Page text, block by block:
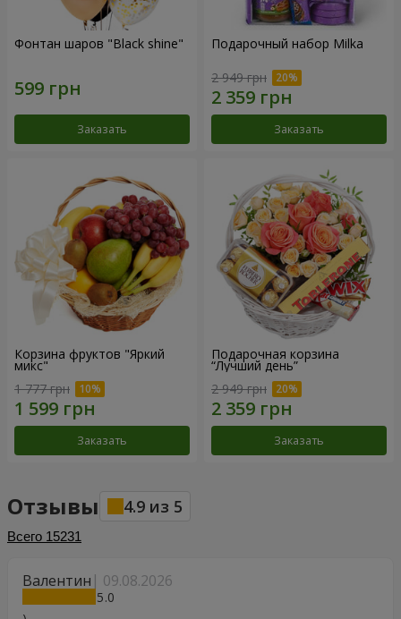
Фонтан шаров "Black shine"
Заказать
Подарочный набор Milka
2 949 грн
Заказать
Корзина фруктов "Яркий
микс"
1 777 грн
Заказать
Подарочная корзина
“Лучший день”
2 949 грн
Заказать
Отзывы 4.9 из 5
Всего 15231
Валентин 09.08.2026
5